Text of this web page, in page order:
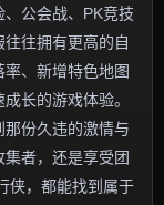
公会战、PK竞技
往拥有更高的自
、新增特色地图
长的游戏体验。
份久违的激情与
者，还是享受团
侠，都能找到属于